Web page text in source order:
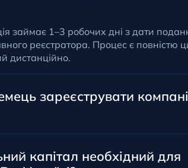
займає 1–3 робочих дні з дати
реєстратора. Процес є повністю
дистанційно.
зареєструвати
капітал необхідний для